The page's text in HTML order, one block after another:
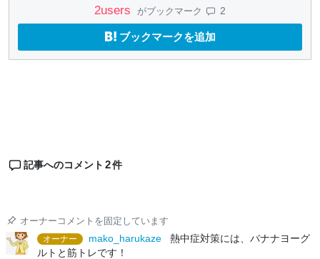
2users がブックマーク 2
ブックマークを追加
記事へのコメント 2件
オーナーコメントを固定しています
オーナー
mako_harukaze
熱中症対策には、バナナヨーグ
ルトと筋トレです！